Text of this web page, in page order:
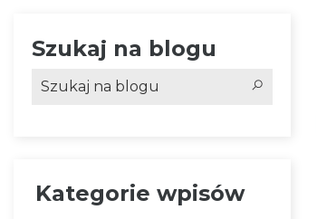
Szukaj na blogu
Kategorie wpisów